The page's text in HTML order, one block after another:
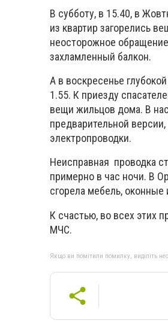
В субботу, в 15.40, в
из квартир загорелись
неосторожное
захламленный балкон.
А в воскресенье
1.55. К приезду
вещи жильцов дома. В
предварительной
электропроводки.
Неисправная проводка
примерно в час ночи. В
сгорела мебель,
К счастью, во всех этих
МЧС.
Якщо ви помітили помилку, виділіть